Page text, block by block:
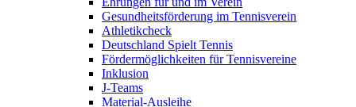
Gesundheitsförderung im Tennisverein
Athletikcheck
Deutschland Spielt Tennis
Fördermöglichkeiten für Tennisvereine
Inklusion
J-Teams
Material-Ausleihe